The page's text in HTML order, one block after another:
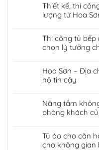
Thiết kế, thi
lượng từ Hoa
Thi công tủ bếp
chọn lý tưởng
Hoa Sơn – Địa
hộ tin cậy
Nâng tầm
phòng khách
Tủ áo cho căn
cho không gian